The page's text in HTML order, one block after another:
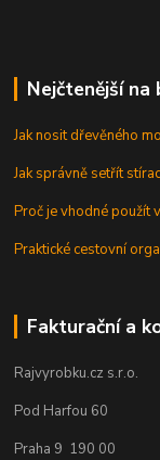
Nejčtenější na
Jak nosit dřevěného
Jak správně setřít
Proč je vhodné použít
Praktické cestovní
Fakturační a
Rajvyrobku.cz s.r.o.
Pod Harfou 60
Praha 9 190 00